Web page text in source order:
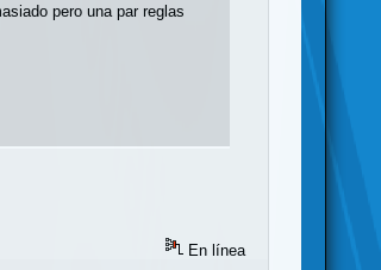
pero una par reglas
En línea